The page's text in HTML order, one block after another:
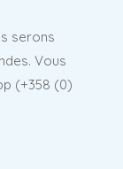
serons
Vous
(+358 (0)